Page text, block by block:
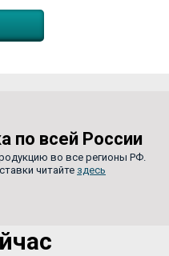
по всей России
во все регионы РФ.
читайте здесь